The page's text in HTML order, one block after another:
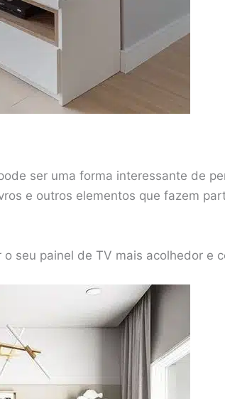
ser uma forma interessante de
e outros elementos que fazem
seu painel de TV mais acolhedor e